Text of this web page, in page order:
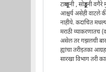
टाळूनी , सोडूनी वगैरे
आश्चर्य असेही वाटले
नाहीये. कदाचित
मराठी व्याकरणातच
असेल तर गझलची
ह्यांचा तरीइतका
सारखा विभाग तरी